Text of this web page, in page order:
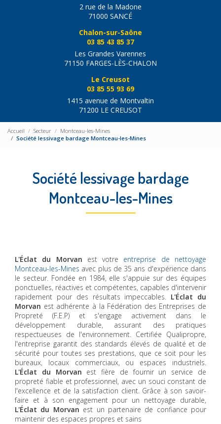
2 rue de la Madone
71000 SANCÉ
Chalon-sur-Saône
03 85 43 85 37
Les Grandes Varennes
71150 FARGES-LÈS-CHALON
Le Creusot
03 85 55 93 69
1415 avenue de Montvaltin
71200 LE CREUSOT
Accueil Secteur
Montceau-les-Mines
Société lessivage bardage Montceau-les-Mines
Société lessivage bardage
Montceau-les-Mines
L'Éclat du Morvan est votre entreprise de nettoyage
Montceau-les-Mines avec plus de 35 ans d'expérience dans
le secteur. Fondée en 1984, elle s'appuie sur des équipes
ponctuelles, réactives et compétentes, capables d'intervenir
rapidement pour des résultats impeccables. L'Éclat du
Morvan est adhérente à la Fédération des Entreprises de
Propreté (F.E.P) et s'engage activement dans le
développement durable, assurant des pratiques
respectueuses de l'environnement. Certifiée Qualipropre,
l'entreprise garantit des standards élevés de qualité et de
sécurité pour toutes ses prestations, que ce soit pour les
bureaux, locaux commerciaux, ou espaces industriels.
L'Éclat du Morvan est fière de fournir un service de
propreté fiable et professionnel, avec un souci constant de
l'excellence et de la satisfaction client. Grâce à son savoir-
faire et à son engagement pour un nettoyage durable,
L'Éclat du Morvan est un partenaire de confiance pour
maintenir des espaces propres et sains